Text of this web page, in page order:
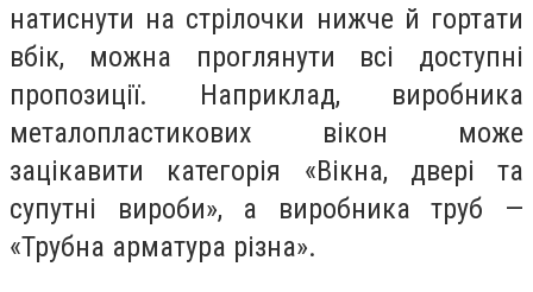
натиснути на стрілочки нижче й гортати
вбік, можна проглянути всі доступні
пропозиції. Наприклад, виробника
металопластикових вікон може
зацікавити категорія «Вікна, двері та
супутні вироби», а виробника труб —
«Трубна арматура різна».